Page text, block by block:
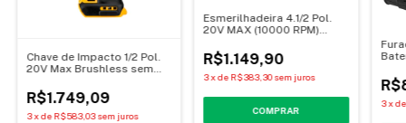
Chave de Impacto 1/2 Pol.
20V Max Brushless sem
DCF899B - Dewalt
R$1.749,09
3xdeR$583,03 sem juros
Esmerilhadeira 4.1/2 Pol.
20V MAX (10000 RPM)
R$1.149,90
3xdeR$383,30 sem juros
3x